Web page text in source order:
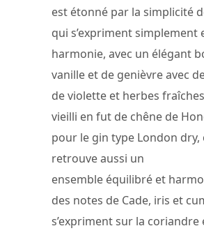
est étonné par la simplicité
qui s’expriment simplement
harmonie, avec un élégant
vanille et de genièvre avec
de violette et herbes
vieilli en fut de chêne de
pour le gin type London dry,
retrouve aussi un
ensemble équilibré et
des notes de Cade, iris et
s’expriment sur la coriandre